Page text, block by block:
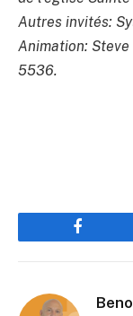
Autres invités:
Animation:
5536.